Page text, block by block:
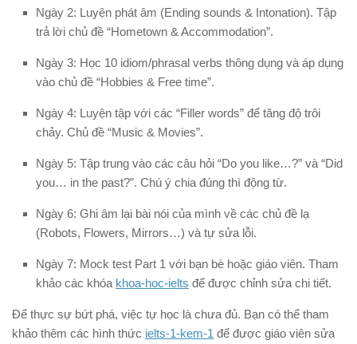
Ngày 2: Luyện phát âm (Ending sounds & Intonation). Tập
trả lời chủ đề “Hometown & Accommodation”.
Ngày 3: Học 10 idiom/phrasal verbs thông dụng và áp dụng
vào chủ đề “Hobbies & Free time”.
Ngày 4: Luyện tập với các “Filler words” để tăng độ trôi
chảy. Chủ đề “Music & Movies”.
Ngày 5: Tập trung vào các câu hỏi “Do you like…?” và “Did
you… in the past?”. Chú ý chia đúng thì động từ.
Ngày 6: Ghi âm lại bài nói của mình về các chủ đề lạ
(Robots, Flowers, Mirrors…) và tự sửa lỗi.
Ngày 7: Mock test Part 1 với bạn bè hoặc giáo viên. Tham
khảo các khóa khoa-hoc-ielts để được chỉnh sửa chi tiết.
Để thực sự bứt phá, việc tự học là chưa đủ. Bạn có thể tham
khảo thêm các hình thức ielts-1-kem-1 để được giáo viên sửa